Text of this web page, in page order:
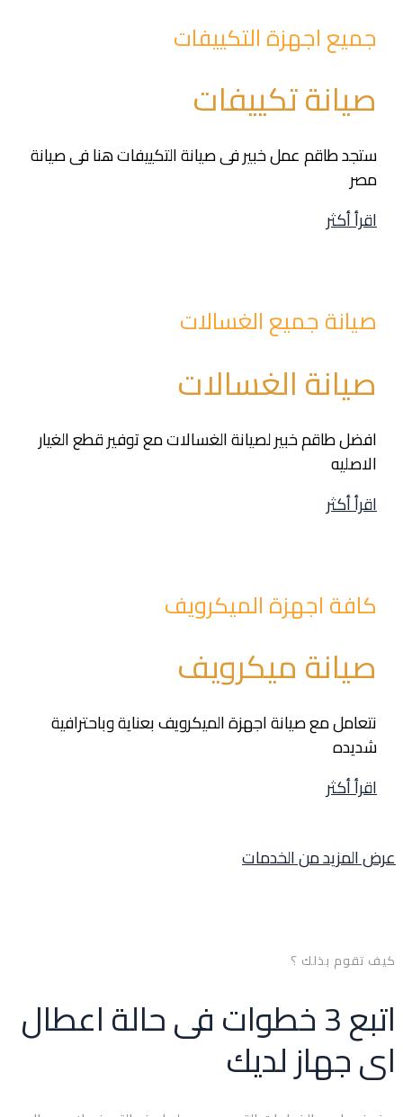
جميع اجهزة التكييفات
صيانة تكييفات
ستجد طاقم عمل خبير فى صيانة التكييفات هنا فى صيانة
مصر
اقرأ أكثر
صيانة جميع الغسالات
صيانة الغسالات
افضل طاقم خبير لصيانة الغسالات مع توفير قطع الغيار
الاصليه
اقرأ أكثر
كافة اجهزة الميكرويف
صيانة ميكرويف
نتعامل مع صيانة اجهزة الميكرويف بعناية وباحترافية
شديده
اقرأ أكثر
عرض المزيد من الخدمات
كيف تقوم بذلك ؟
اتبع 3 خطوات فى حالة اعطال
اى جهاز لديك